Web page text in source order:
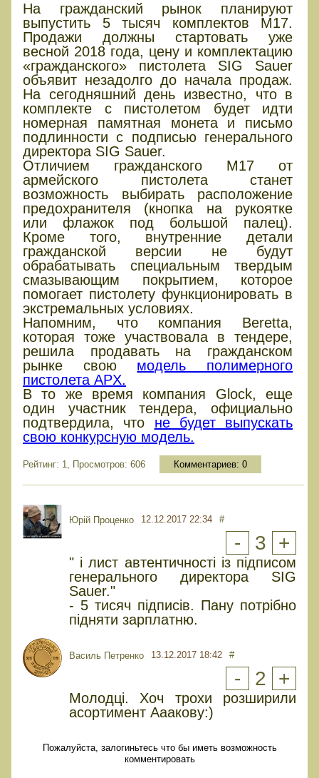
На гражданский рынок планируют
выпустить 5 тысяч комплектов M17.
Продажи должны стартовать уже
весной 2018 года, цену и комплектацию
«гражданского» пистолета SIG Sauer
объявит незадолго до начала продаж.
На сегодняшний день известно, что в
комплекте с пистолетом будет идти
номерная памятная монета и письмо
подлинности с подписью генерального
директора SIG Sauer.
Отличием гражданского M17 от
армейского пистолета станет
возможность выбирать расположение
предохранителя (кнопка на рукоятке
или флажок под большой палец).
Кроме того, внутренние детали
гражданской версии не будут
обрабатывать специальным твердым
смазывающим покрытием, которое
помогает пистолету функционировать в
экстремальных условиях.
Напомним, что компания Beretta,
которая тоже участвовала в тендере,
решила продавать на гражданском
рынке свою модель полимерного
пистолета APX.
В то же время компания Glock, еще
один участник тендера, официально
подтвердила, что не будет выпускать
свою конкурсную модель.
Рейтинг: 1, Просмотров: 606 Комментариев: 0
Юрiй Проценко 12.12.2017 22:34 #
- 3 +
" і лист автентичності із підписом
генерального директора SIG
Sauer."
- 5 тисяч підписів. Пану потрібно
підняти зарплатню.
Василь Петренко 13.12.2017 18:42 #
- 2 +
Молодці. Хоч трохи розширили
асортимент Ааакову:)
Пожалуйста, залогиньтесь что бы иметь возможность
комментировать